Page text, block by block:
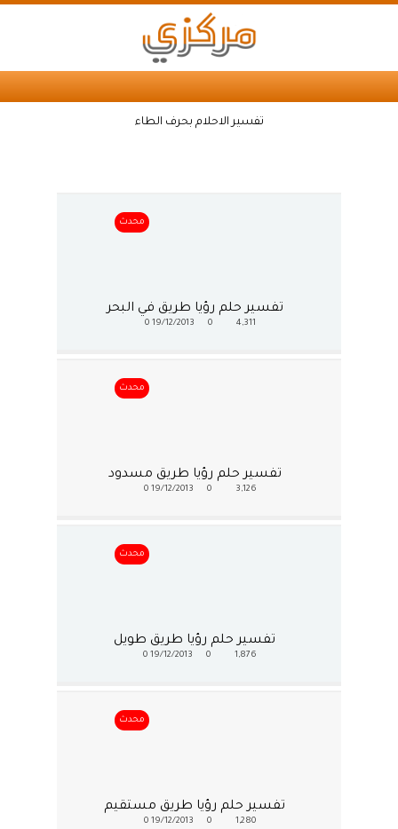
تفسير الاحلام بحرف الطاء
محدث
تفسير حلم رؤيا طريق في البحر
4,311
0
19/12/2013
0
محدث
تفسير حلم رؤيا طريق مسدود
3,126
0
19/12/2013
0
محدث
تفسير حلم رؤيا طريق طويل
1,876
19/12/2013
0
محدث
تفسير حلم رؤيا طريق مستقيم
1,280
19/12/2013
0